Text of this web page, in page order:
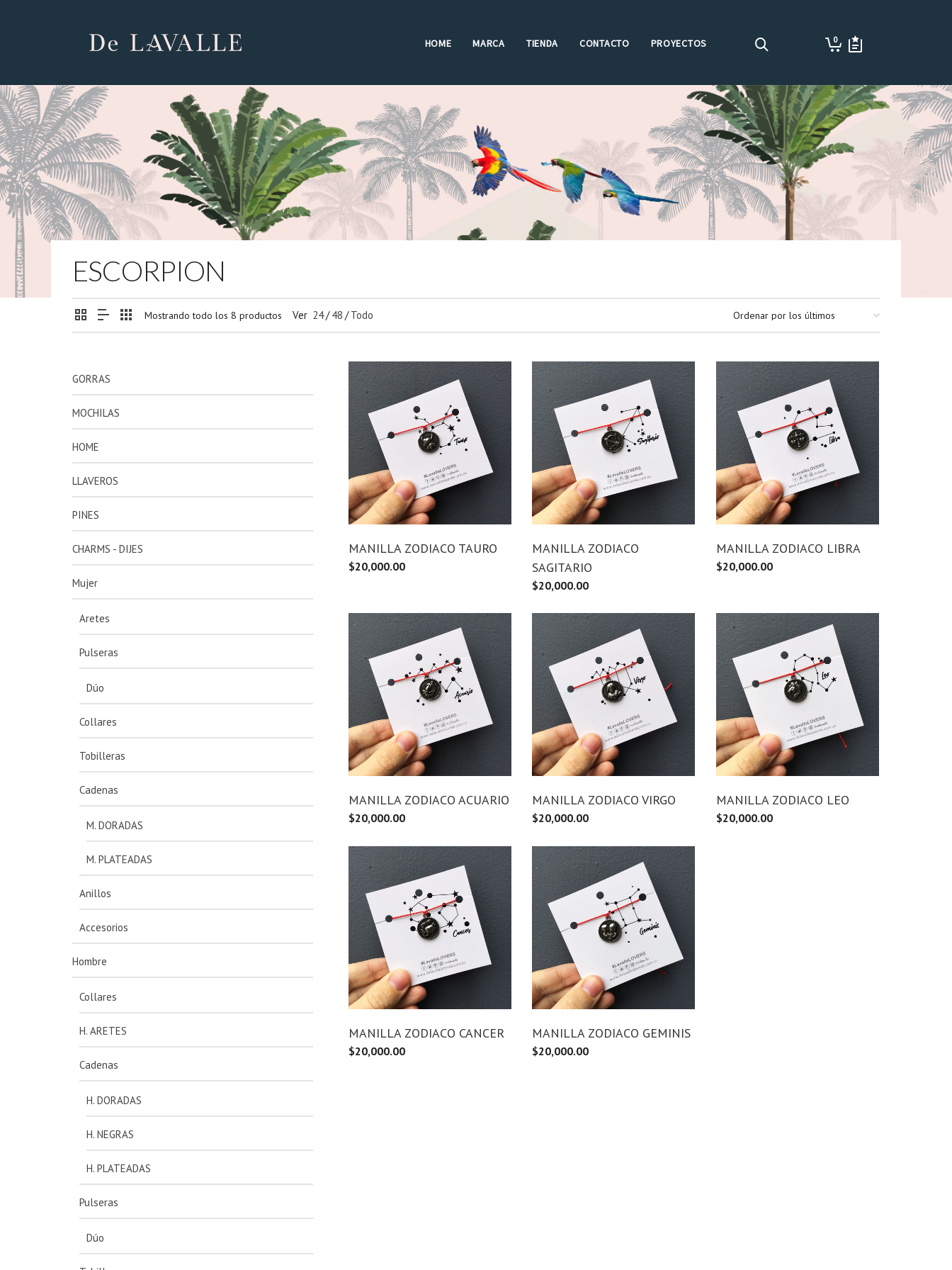
0
HOME MARCA TIENDA CONTACTO PROYECTOS
ESCORPION
Mostrando todo los 8 productos Ver 24/ 48 / Todo
MANILLA ZODIACO TAURO
$20,000.00
MANILLA ZODIACO
SAGITARIO
$20,000.00
MANILLA ZODIACO LIBRA
$20,000.00
MANILLA ZODIACO ACUARIO
$20,000.00
MANILLA ZODIACO VIRGO
$20,000.00
MANILLA ZODIACO LEO
$20,000.00
MANILLA ZODIACO CANCER
$20,000.00
MANILLA ZODIACO GEMINIS
$20,000.00
GORRAS
MOCHILAS
HOME
LLAVEROS
PINES
CHARMS - DIJES
Mujer
Aretes
Pulseras
Dúo
Collares
Tobilleras
Cadenas
M. DORADAS
M. PLATEADAS
Anillos
Accesorios
Hombre
Collares
H. ARETES
Cadenas
H. DORADAS
H. NEGRAS
H. PLATEADAS
Pulseras
Dúo